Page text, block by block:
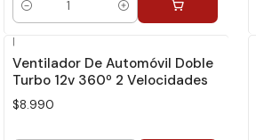
Cantidad
|
Ventilador De Automóvil Doble
Turbo 12v 360º 2 Velocidades
$8.990